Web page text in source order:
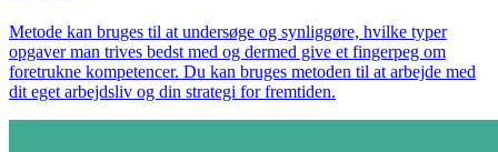
Metode kan bruges til at undersøge og synliggøre, hvilke typer
opgaver man trives bedst med og dermed give et fingerpeg om
foretrukne kompetencer. Du kan bruges metoden til at arbejde med
dit eget arbejdsliv og din strategi for fremtiden.